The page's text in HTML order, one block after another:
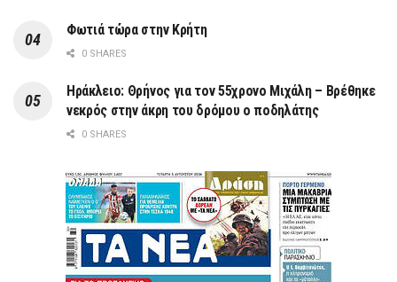
Φωτιά τώρα στην Κρήτη
0 SHARES
Ηράκλειο: Θρήνος για τον 55χρονο Μιχάλη – Βρέθηκε
νεκρός στην άκρη του δρόμου ο ποδηλάτης
0 SHARES